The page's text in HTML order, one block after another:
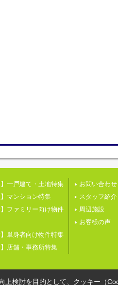
】一戸建て・土地特集
】マンション特集
】ファミリー向け物件
】単身者向け物件特集
】店舗・事務所特集
お問い合わせ
スタッフ紹介
周辺施設
お客様の声
検討を目的として、クッキー（